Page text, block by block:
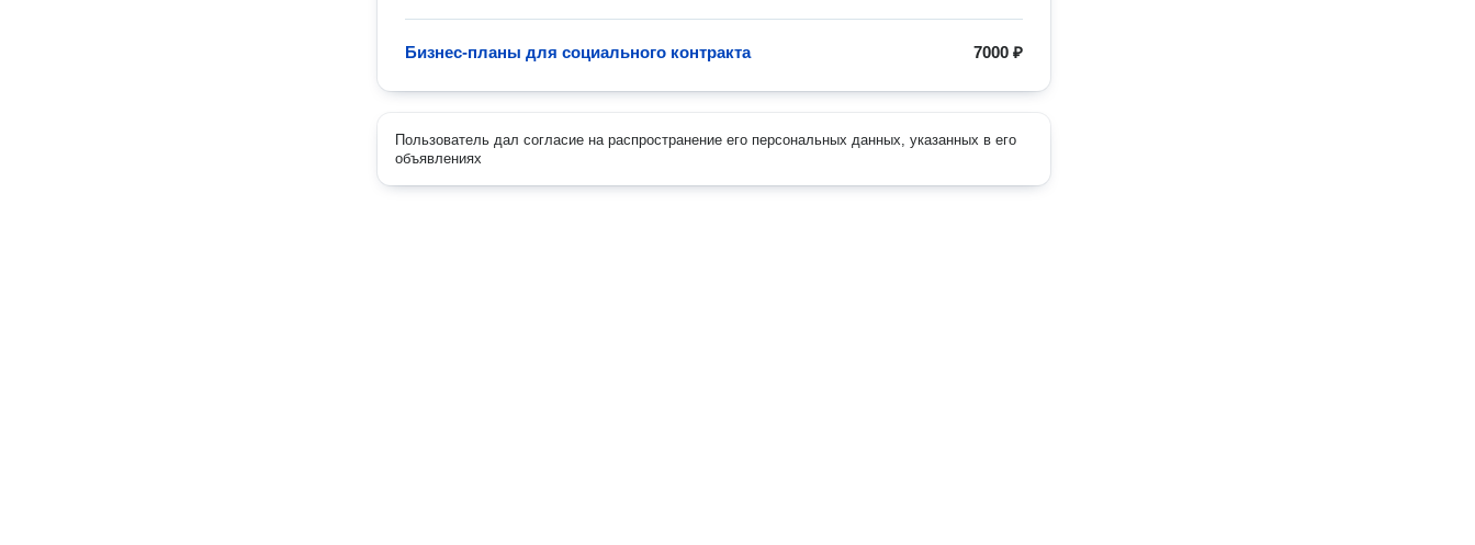
7000 ₽
Бизнес-планы для социального контракта
Пользователь дал согласие на распространение его персональных данных, указанных в его
объявлениях